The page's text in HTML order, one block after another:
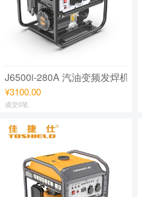
J6500i-280A 汽油变频发焊机
¥3100.00
成交0笔